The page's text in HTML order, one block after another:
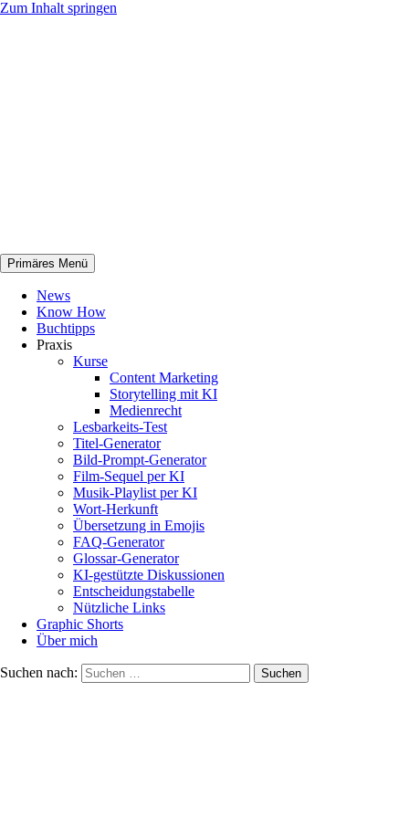
Zum Inhalt springen
netknowhow
Primäres Menü
News
Know How
Buchtipps
Praxis
Kurse
Content Marketing
Storytelling mit KI
Medienrecht
Lesbarkeits-Test
Titel-Generator
Bild-Prompt-Generator
Film-Sequel per KI
Musik-Playlist per KI
Wort-Herkunft
Übersetzung in Emojis
FAQ-Generator
Glossar-Generator
KI-gestützte Diskussionen
Entscheidungstabelle
Nützliche Links
Graphic Shorts
Über mich
Suchen nach: